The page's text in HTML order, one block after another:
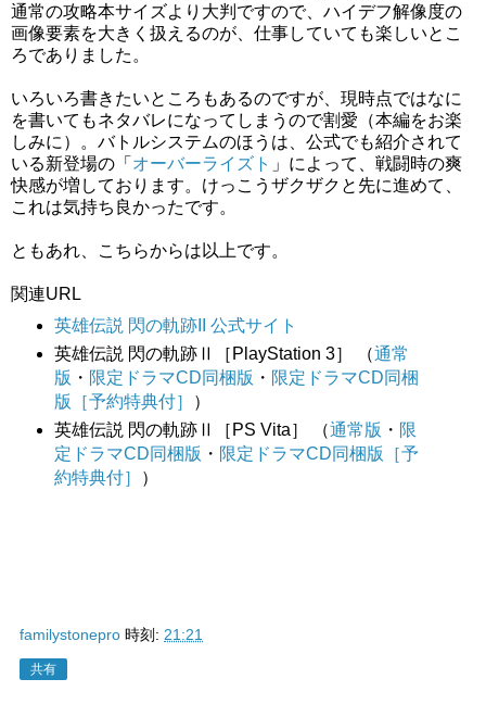
通常の攻略本サイズより大判ですので、ハイデフ解像度の
画像要素を大きく扱えるのが、仕事していても楽しいとこ
ろでありました。
いろいろ書きたいところもあるのですが、現時点ではなに
を書いてもネタバレになってしまうので割愛（本編をお楽
しみに）。バトルシステムのほうは、公式でも紹介されて
いる新登場の「 オーバーライズト 」によって、戦闘時の爽
快感が増しております。けっこうザクザクと先に進めて、
これは気持ち良かったです。
ともあれ、こちらからは以上です。
関連URL
英雄伝説 閃の軌跡II 公式サイト
英雄伝説 閃の軌跡Ⅱ［PlayStation 3］ （通常
版 ・ 限定ドラマCD同梱版 ・ 限定ドラマCD同梱
版［予約特典付］
）
英雄伝説 閃の軌跡Ⅱ［PS Vita］ （通常版 ・ 限
定ドラマCD同梱版 ・ 限定ドラマCD同梱版［予
約特典付］
）
familystonepro 時刻: 21:21
共有